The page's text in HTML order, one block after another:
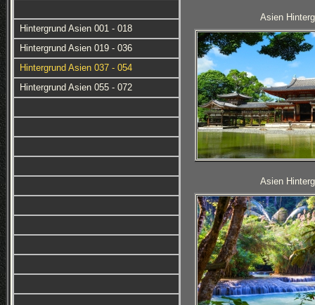
Hintergrund Asien 001 - 018
Hintergrund Asien 019 - 036
Hintergrund Asien 037 - 054
Hintergrund Asien 055 - 072
Asien
Asien